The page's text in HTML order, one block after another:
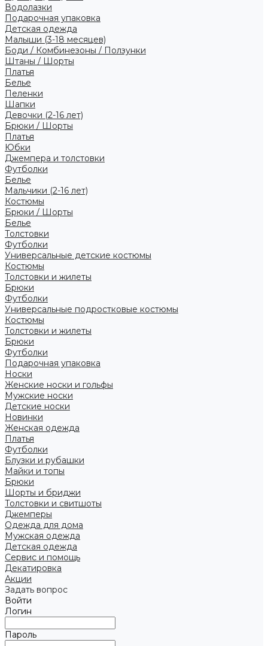
Водолазки
Подарочная упаковка
Детская одежда
Малыши (3-18 месяцев)
Боди / Комбинезоны / Ползунки
Штаны / Шорты
Платья
Белье
Пеленки
Шапки
Девочки (2-16 лет)
Брюки / Шорты
Платья
Юбки
Джемпера и толстовки
Футболки
Белье
Мальчики (2-16 лет)
Костюмы
Брюки / Шорты
Белье
Толстовки
Футболки
Универсальные детские костюмы
Костюмы
Толстовки и жилеты
Брюки
Футболки
Универсальные подростковые костюмы
Костюмы
Толстовки и жилеты
Брюки
Футболки
Подарочная упаковка
Носки
Женские носки и гольфы
Мужские носки
Детские носки
Новинки
Женская одежда
Платья
Футболки
Блузки и рубашки
Майки и топы
Брюки
Шорты и бриджи
Толстовки и свитшоты
Джемперы
Одежда для дома
Мужская одежда
Детская одежда
Сервис и помощь
Декатировка
Акции
Задать вопрос
Войти
Логин
Пароль